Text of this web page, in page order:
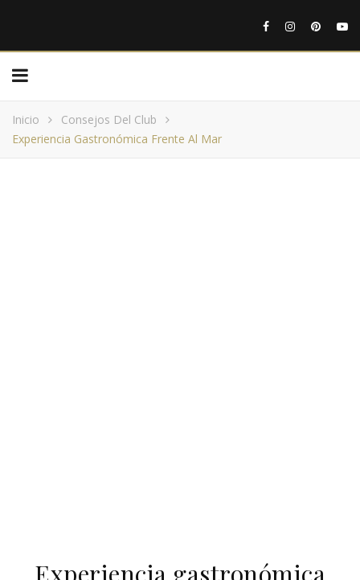
Inicio
Consejos Del Club
Experiencia Gastronómica Frente Al Mar
Experiencia gastronómica